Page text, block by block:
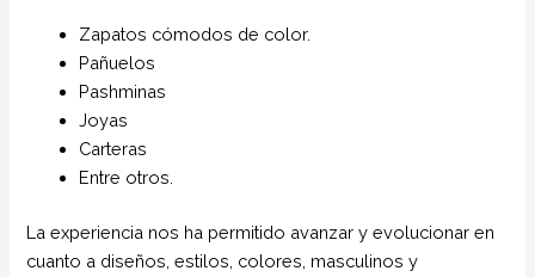
Zapatos cómodos de color.
Pañuelos
Pashminas
Joyas
Carteras
Entre otros.
La experiencia nos ha permitido avanzar y evolucionar en
cuanto a diseños, estilos, colores, masculinos y